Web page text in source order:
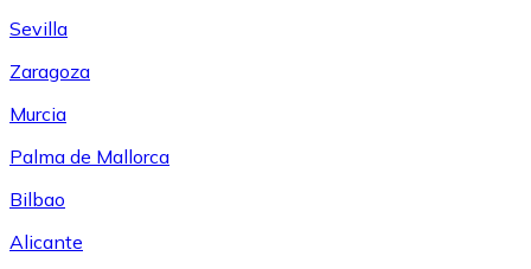
Sevilla
Zaragoza
Murcia
Palma de Mallorca
Bilbao
Alicante